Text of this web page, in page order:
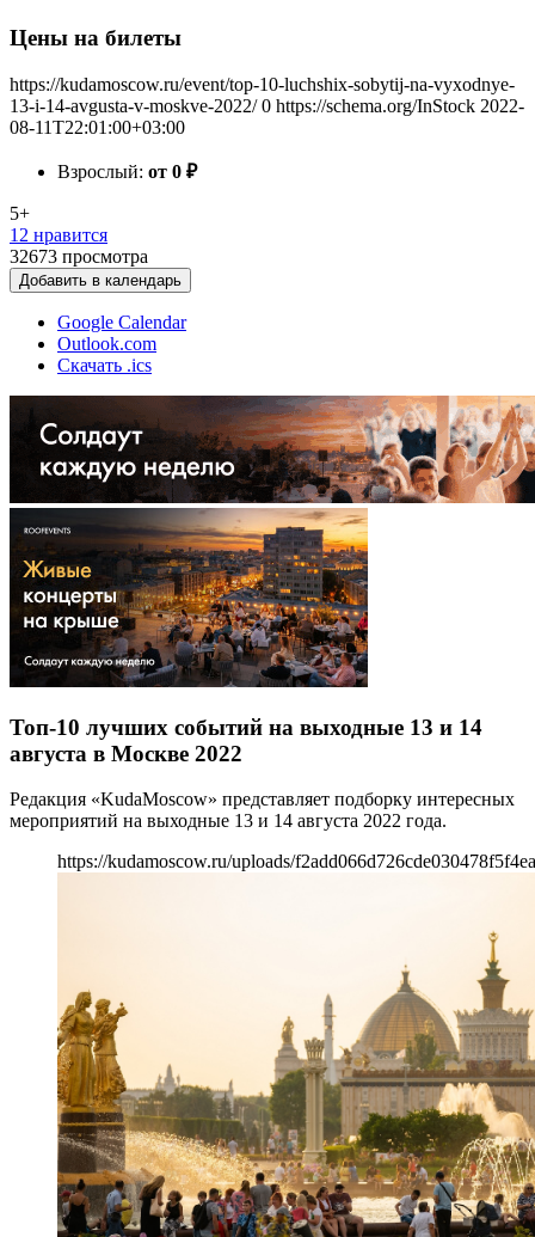
Цены на билеты
https://kudamoscow.ru/event/top-10-luchshix-sobytij-na-vyxodnye-
13-i-14-avgusta-v-moskve-2022/ 0 https://schema.org/InStock 2022-
08-11T22:01:00+03:00
Взрослый: от 0 ₽
5+
12 нравится
32673 просмотра
Добавить в календарь
Google Calendar
Outlook.com
Скачать .ics
Топ-10 лучших событий на выходные 13 и 14
августа в Москве 2022
Редакция «KudaMoscow» представляет подборку интересных
мероприятий на выходные 13 и 14 августа 2022 года.
https://kudamoscow.ru/uploads/